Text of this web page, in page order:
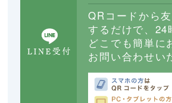
QRコードから
するだけで、24
どこでも簡単に
お問い合わせい